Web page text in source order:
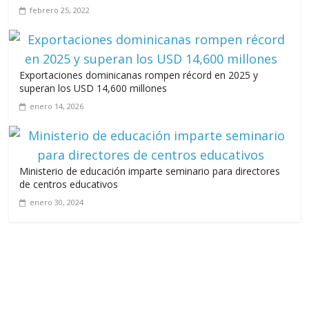
febrero 25, 2022
Exportaciones dominicanas rompen récord en 2025 y
superan los USD 14,600 millones
enero 14, 2026
Ministerio de educación imparte seminario para directores
de centros educativos
enero 30, 2024